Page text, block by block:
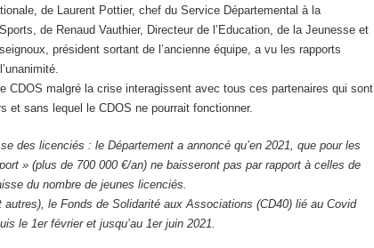
de Laurent Pottier, chef du Service Départemental à la
de Renaud Vauthier, Directeur de l’Education, de la Jeunesse et
président sortant de l’ancienne équipe, a vu les rapports
CDOS malgré la crise interagissent avec tous ces partenaires qui sont
et sans lequel le CDOS ne pourrait fonctionner.
des licenciés : le Département a annoncé qu’en 2021, que pour les
» (plus de 700 000 €/an) ne baisseront pas par rapport à celles de
du nombre de jeunes licenciés.
le Fonds de Solidarité aux Associations (CD40) lié au Covid
le 1er février et jusqu’au 1er juin 2021.